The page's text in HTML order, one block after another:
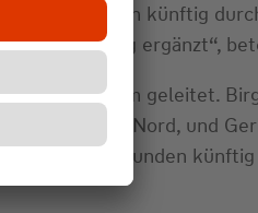
werden künftig
ergänzt“,
Team geleitet.
Nord, und
privaten Kunden